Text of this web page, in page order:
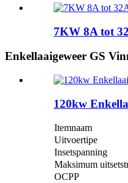
7KW 8A tot
Enkellaaigeweer GS
120kw
Itemnaam
Uitvoertipe
Insetspanning
Maksimum
OCPP